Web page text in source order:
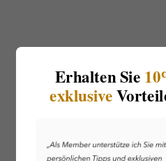
Erhalten Sie
exklusive